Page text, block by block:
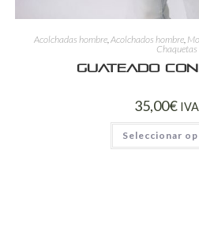
Acolchadas hombre,Acolchados hombre,
Chaquetas
Guateado
35,00€
Seleccionar